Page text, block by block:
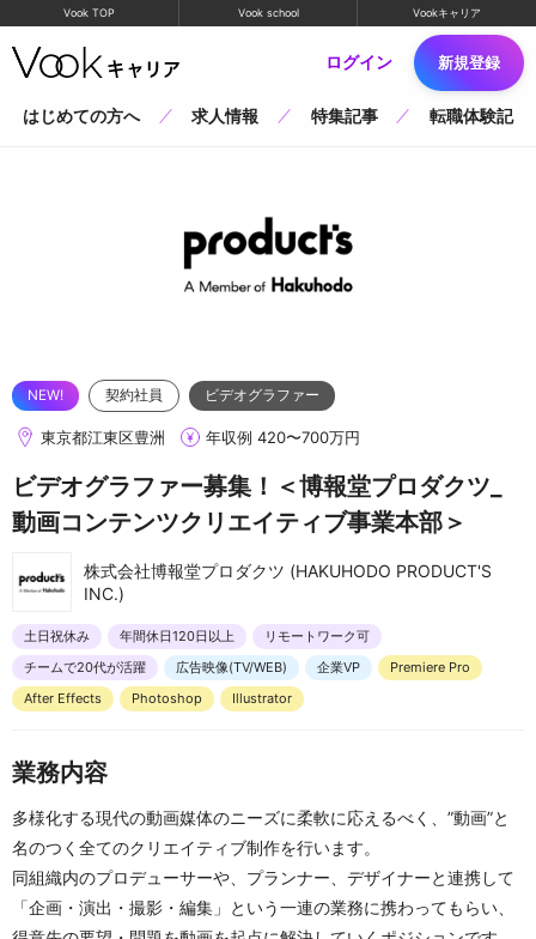
Vook TOP Vook school Vookキャリア
ログイン 新規登録
はじめての方へ 求人情報 特集記事 転職体験記
契約社員 ビデオグラファー
東京都江東区豊洲 年収例 420〜700万円
ビデオグラファー募集！＜博報堂プロダクツ_
動画コンテンツクリエイティブ事業本部＞
株式会社博報堂プロダクツ (HAKUHODO PRODUCT'S
INC.)
土日祝休み 年間休日120日以上
リモートワーク可
チームで20代が活躍
広告映像(TV/WEB) 企業VP
Premiere Pro
After Effects
Photoshop Illustrator
業務内容
多様化する現代の動画媒体のニーズに柔軟に応えるべく、”動画”と
名のつく全てのクリエイティブ制作を行います。
同組織内のプロデューサーや、プランナー、デザイナーと連携して
「企画・演出・撮影・編集」という一連の業務に携わってもらい、